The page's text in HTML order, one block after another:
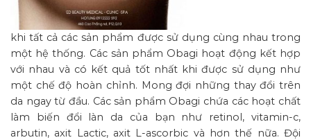
khi tất cả các sản phẩm được sử dụng cùng nhau trong
một hệ thống. Các sản phẩm Obagi hoạt động kết hợp
với nhau và có kết quả tốt nhất khi được sử dụng như
một chế độ hoàn chỉnh. Mong đợi những thay đổi trên
da ngay từ đầu. Các sản phẩm Obagi chứa các hoạt chất
làm biến đổi làn da của bạn như retinol, vitamin-c,
arbutin, axit Lactic, axit L-ascorbic và hơn thế nữa. Đội